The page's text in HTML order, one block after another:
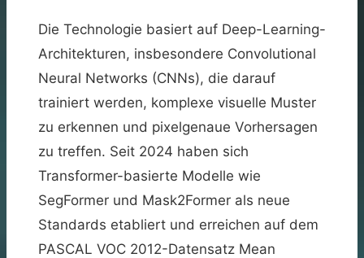
Die Technologie basiert auf Deep-Learning-
Architekturen, insbesondere Convolutional
Neural Networks (CNNs), die darauf
trainiert werden, komplexe visuelle Muster
zu erkennen und pixelgenaue Vorhersagen
zu treffen. Seit 2024 haben sich
Transformer-basierte Modelle wie
SegFormer und Mask2Former als neue
Standards etabliert und erreichen auf dem
PASCAL VOC 2012-Datensatz Mean